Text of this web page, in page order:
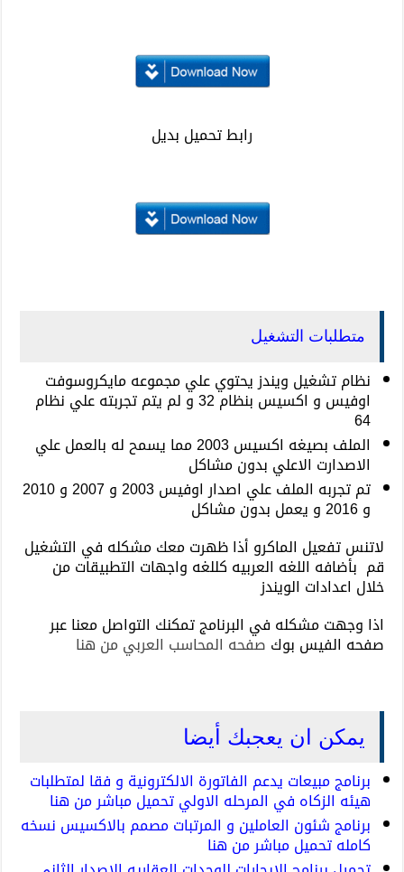
رابط تحميل بديل
متطلبات التشغيل
نظام تشغيل ويندز يحتوي علي مجموعه مايكروسوفت
اوفيس و اكسيس بنظام 32 و لم يتم تجربته علي نظام
64
الملف بصيغه اكسيس 2003 مما يسمح له بالعمل علي
الاصدارت الاعلي بدون مشاكل
تم تجربه الملف علي اصدار اوفيس 2003 و 2007 و 2010
و 2016 و يعمل بدون مشاكل
لاتنس تفعيل الماكرو أذا ظهرت معك مشكله في التشغيل
قم بأضافه اللغه العربيه كللغه واجهات التطبيقات من
خلال اعدادات الويندز
اذا وجهت مشكله في البرنامج تمكنك التواصل معنا عبر
صفحه الفيس بوك صفحه المحاسب العربي من هنا
يمكن ان يعجبك أيضا
برنامج مبيعات يدعم الفاتورة الالكترونية و فقا لمتطلبات
هيئه الزكاه في المرحله الاولي تحميل مباشر من هنا
برنامج شئون العاملين و المرتبات مصمم بالاكسيس نسخه
كامله تحميل مباشر من هنا